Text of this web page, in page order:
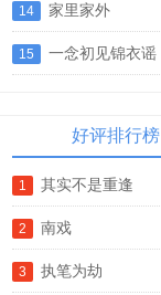
14 家里家外
15 一念初见锦衣谣
好评排行榜
1 其实不是重逢
2 南戏
3 执笔为劫